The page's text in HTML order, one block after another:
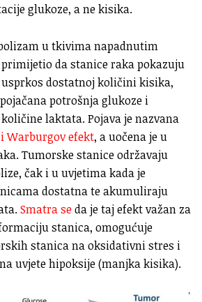
glukoze, a ne kisika.
u tkivima napadnutim
da stanice raka pokazuju
dostatnoj količini kisika,
potrošnja glukoze i
laktata. Pojava je nazvana
Warburgov efekt, a uočena je u
Tumorske stanice održavaju
čak i u uvjetima kada je
dostatna te akumuliraju
Smatra seda je taj efekt važan za
stanica, omogućuje
stanica na oksidativni stres i
uvjete hipoksije (manjka kisika).